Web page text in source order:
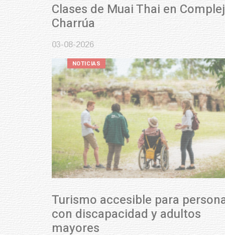
Clases de Muai Thai en Complejo
Charrúa
03-08-2026
Turismo accesible para personas
con discapacidad y adultos
mayores
NOTICIAS